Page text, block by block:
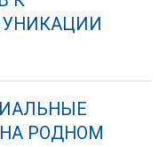
РОДНОМ